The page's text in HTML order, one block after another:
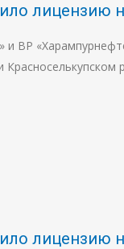
лицензию
и BP
лицензию